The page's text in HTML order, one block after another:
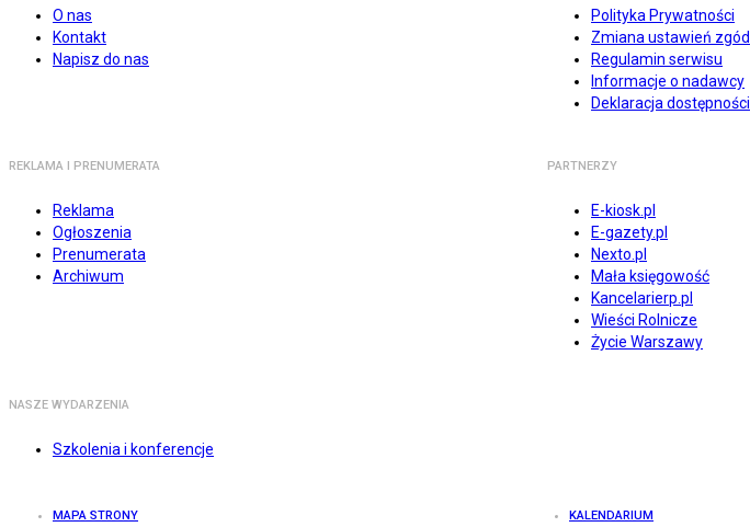
O nas
Kontakt
Napisz do nas
Polityka Prywatności
Zmiana ustawień zgód
Regulamin serwisu
Informacje o nadawcy
Deklaracja dostępności
REKLAMA I PRENUMERATA
Reklama
Ogłoszenia
Prenumerata
Archiwum
PARTNERZY
E-kiosk.pl
E-gazety.pl
Nexto.pl
Mała księgowość
Kancelarierp.pl
Wieści Rolnicze
Życie Warszawy
NASZE WYDARZENIA
Szkolenia i konferencje
MAPA STRONY KALENDARIUM